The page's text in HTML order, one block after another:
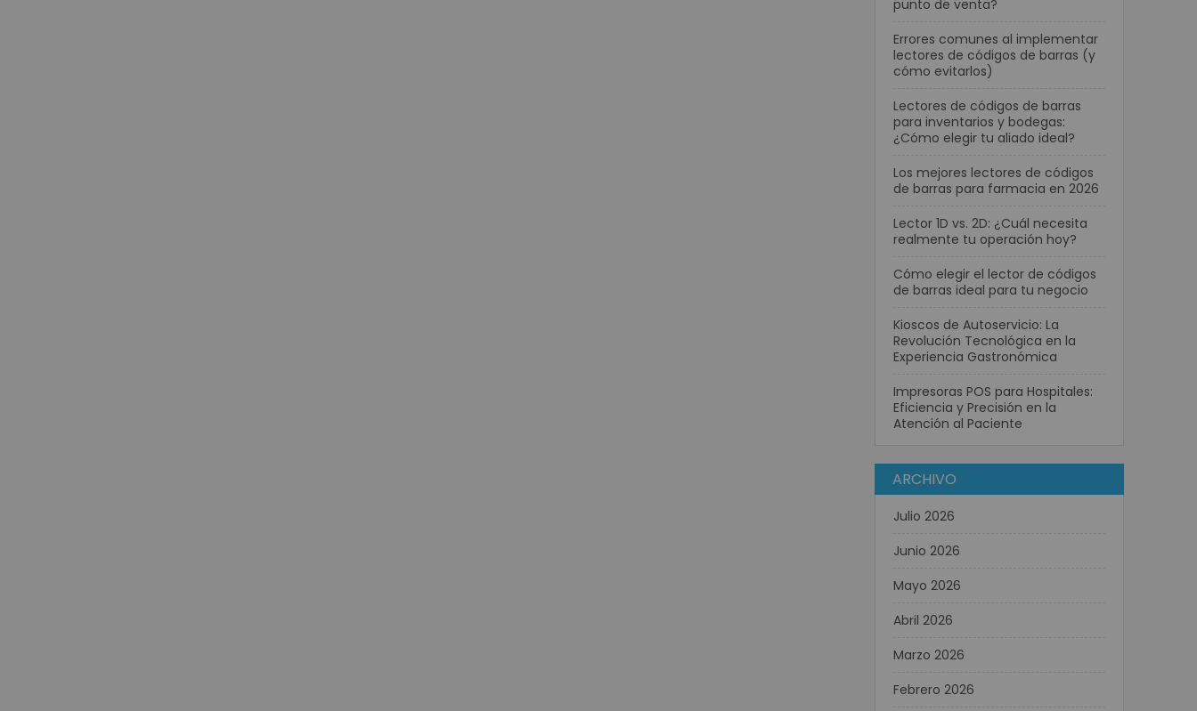
punto de venta?
Errores comunes al implementar
lectores de códigos de barras (y
cómo evitarlos)
Lectores de códigos de barras
para inventarios y bodegas:
¿Cómo elegir tu aliado ideal?
Los mejores lectores de códigos
de barras para farmacia en 2026
Lector 1D vs. 2D: ¿Cuál necesita
realmente tu operación hoy?
Cómo elegir el lector de códigos
de barras ideal para tu negocio
Kioscos de Autoservicio: La
Revolución Tecnológica en la
Experiencia Gastronómica
Impresoras POS para Hospitales:
Eficiencia y Precisión en la
Atención al Paciente
ARCHIVO
Julio 2026
Junio 2026
Mayo 2026
Abril 2026
Marzo 2026
Febrero 2026